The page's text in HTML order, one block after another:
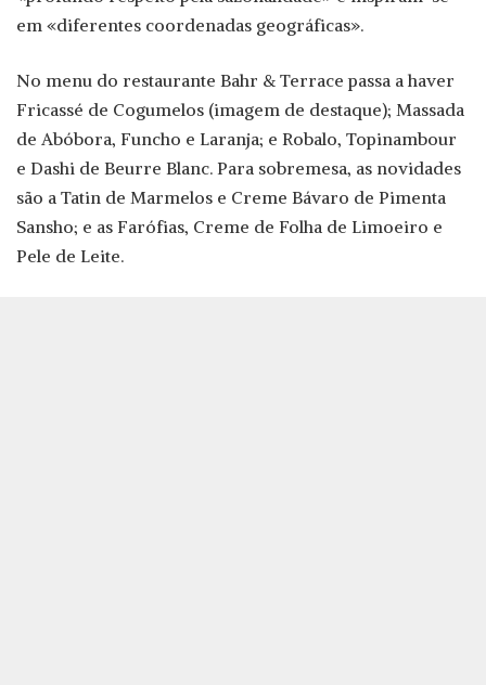
em «diferentes coordenadas geográficas».
No menu do restaurante Bahr & Terrace passa a haver
Fricassé de Cogumelos (imagem de destaque); Massada
de Abóbora, Funcho e Laranja; e Robalo, Topinambour
e Dashi de Beurre Blanc. Para sobremesa, as novidades
são a Tatin de Marmelos e Creme Bávaro de Pimenta
Sansho; e as Farófias, Creme de Folha de Limoeiro e
Pele de Leite.